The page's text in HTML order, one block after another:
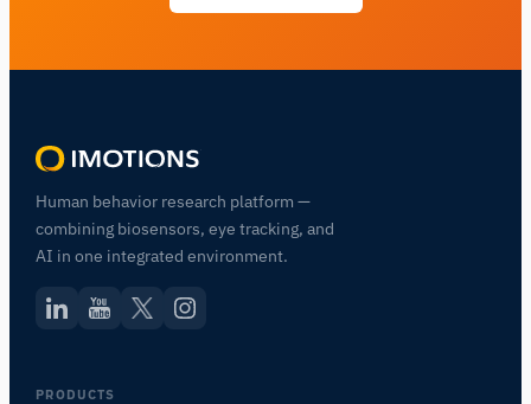
Human behavior research platform —
combining biosensors, eye tracking, and
AI in one integrated environment.
PRODUCTS